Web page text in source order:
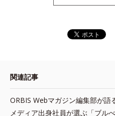
関連記事
ORBIS Webマガジン編集部が語
メディア出身社員が選ぶ「ブル